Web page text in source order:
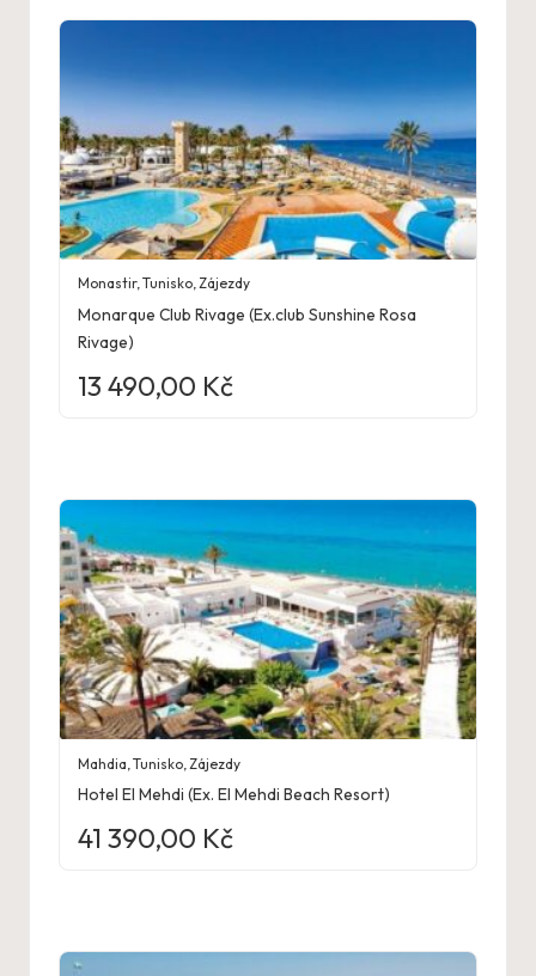
Monastir,Tunisko,Zájezdy
Monarque Club Rivage (Ex.club Sunshine Rosa
Rivage)
13 490,00 Kč
Mahdia ,Tunisko Zájezdy
Hotel El Mehdi (Ex. El Mehdi Beach Resort)
41 390,00 Kč